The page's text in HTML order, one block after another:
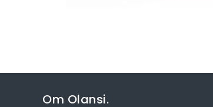
Om Olansi.